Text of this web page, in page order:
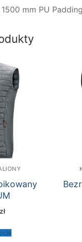
mm PU
zł